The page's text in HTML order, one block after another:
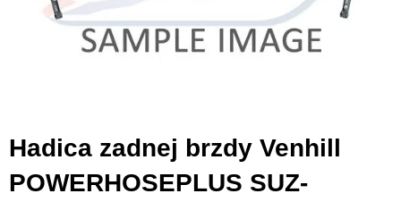
Hadica zadnej brzdy Venhill
POWERHOSEPLUS SUZ-